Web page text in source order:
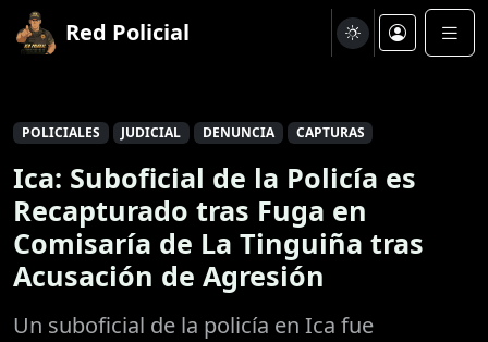
Red Policial
POLICIALES JUDICIAL DENUNCIA CAPTURAS
Ica: Suboficial de la Policía es
Recapturado tras Fuga en
Comisaría de La Tinguiña tras
Acusación de Agresión
Un suboficial de la policía en Ica fue